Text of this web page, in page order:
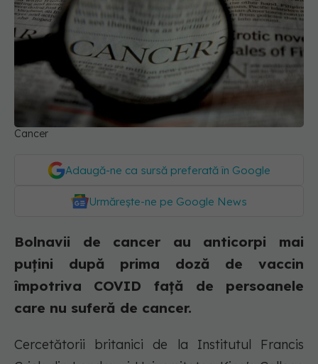
Cancer
Adaugă-ne ca sursă preferată în Google
Urmărește-ne pe Google News
Bolnavii de cancer au anticorpi mai
puțini după prima doză de vaccin
împotriva COVID față de persoanele
care nu suferă de cancer.
Cercetătorii britanici de la Institutul Francis